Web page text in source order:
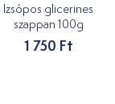
Izsópos glicerines
szappan 100g
1 750 Ft